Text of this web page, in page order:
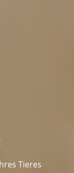
Tieres